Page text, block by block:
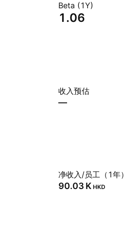
Beta (1Y)
1.06
收入预估
—
净收入/员工（1年）
‪90.03 K‬ HKD